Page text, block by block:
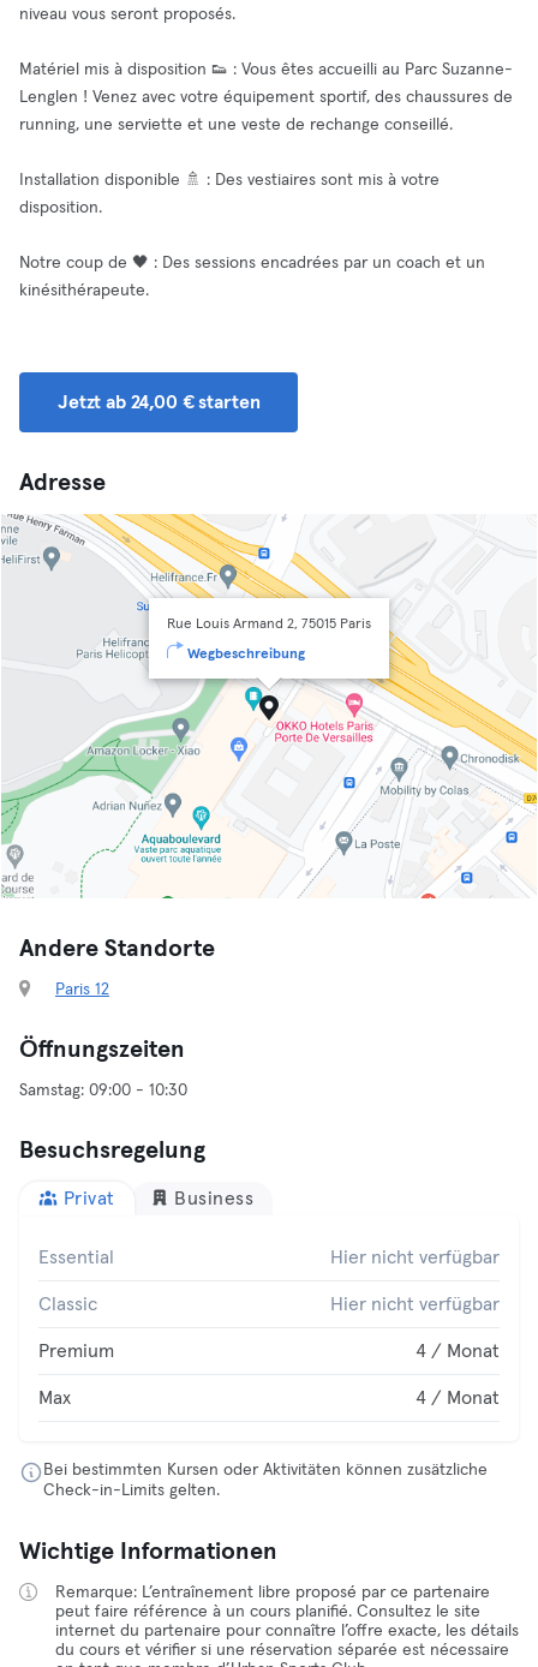
niveau vous seront proposés.
Matériel mis à disposition 👟 : Vous êtes accueilli au Parc Suzanne-
Lenglen ! Venez avec votre équipement sportif, des chaussures de
running, une serviette et une veste de rechange conseillé.
Installation disponible 🚿 : Des vestiaires sont mis à votre
disposition.
Notre coup de 🖤 : Des sessions encadrées par un coach et un
kinésithérapeute.
Jetzt ab 24,00 € starten
Adresse
Rue Louis Armand 2, 75015 Paris
Wegbeschreibung
Andere Standorte
Paris 12
Öffnungszeiten
Besuchsregelung
Privat Business
Essential Hier nicht verfügbar
Classic Hier nicht verfügbar
Premium 4 / Monat
Max 4 / Monat
Bei bestimmten Kursen oder Aktivitäten können zusätzliche
Check-in-Limits gelten.
Wichtige Informationen
Remarque: L’entraînement libre proposé par ce partenaire
peut faire référence à un cours planifié. Consultez le site
internet du partenaire pour connaître l’offre exacte, les détails
du cours et vérifier si une réservation séparée est nécessaire